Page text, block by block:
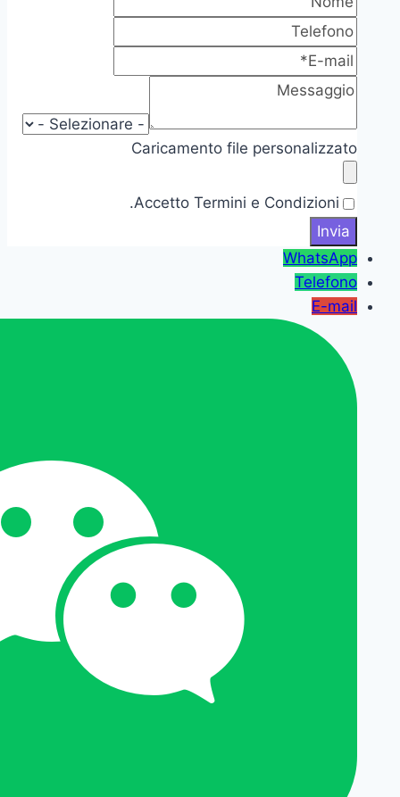
Caricamento file personalizzato
Accetto Termini e Condizioni.
WhatsApp
Telefono
E-mail